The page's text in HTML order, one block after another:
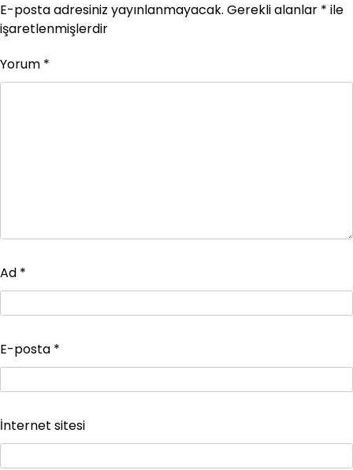
E-posta adresiniz yayınlanmayacak. Gerekli alanlar * ile
işaretlenmişlerdir
Yorum *
Ad *
E-posta *
İnternet sitesi